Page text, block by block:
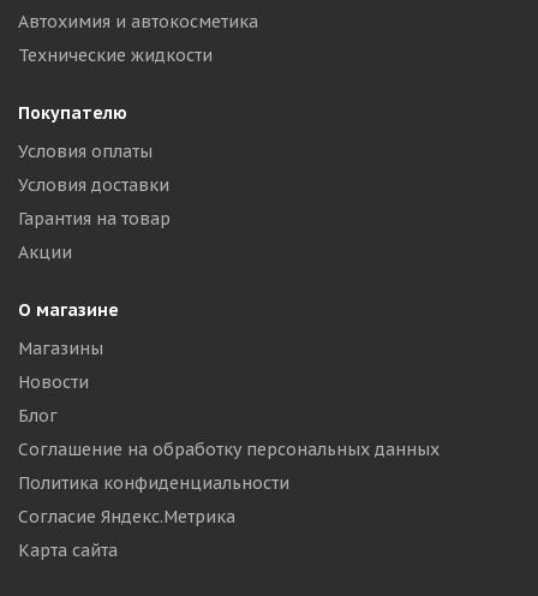
Автохимия и автокосметика
Технические жидкости
Покупателю
Условия оплаты
Условия доставки
Гарантия на товар
Акции
О магазине
Магазины
Новости
Блог
Соглашение на обработку персональных данных
Политика конфиденциальности
Согласие Яндекс.Метрика
Карта сайта